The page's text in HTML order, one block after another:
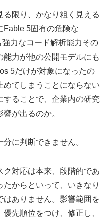
る限り、かなり粗く見える
Fable 5固有の危険な
力なコード解析能力その
能力が他の公開モデルにも
5だけが対象になったの
てしまうことにならない
ることで、企業内の研究
が出るのか。
に判断できません。
対応は本来、段階的であ
からといって、いきなり
ありません。影響範囲を
先順位をつけ、修正し、